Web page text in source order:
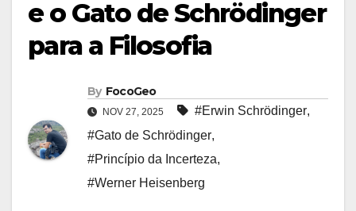
e o Gato de Schrödinger
para a Filosofia
By FocoGeo
NOV 27, 2025 #Erwin Schrödinger,
#Gato de Schrödinger,
#Princípio da Incerteza,
#Werner Heisenberg